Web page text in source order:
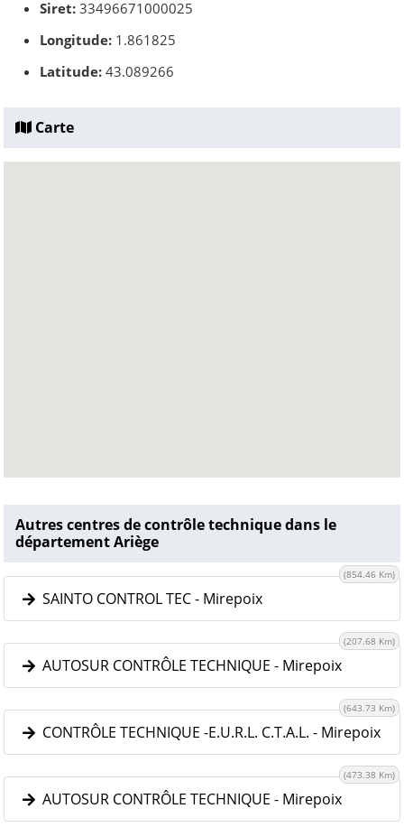
Siret: 33496671000025
Longitude: 1.861825
Latitude: 43.089266
Carte
Autres centres de contrôle technique dans le
département Ariège
SAINTO CONTROL TEC - Mirepoix
(854.46 Km)
AUTOSUR CONTRÔLE TECHNIQUE - Mirepoix
(207.68 Km)
CONTRÔLE TECHNIQUE -E.U.R.L. C.T.A.L. - Mirepoix
(643.73 Km)
AUTOSUR CONTRÔLE TECHNIQUE - Mirepoix
(473.38 Km)